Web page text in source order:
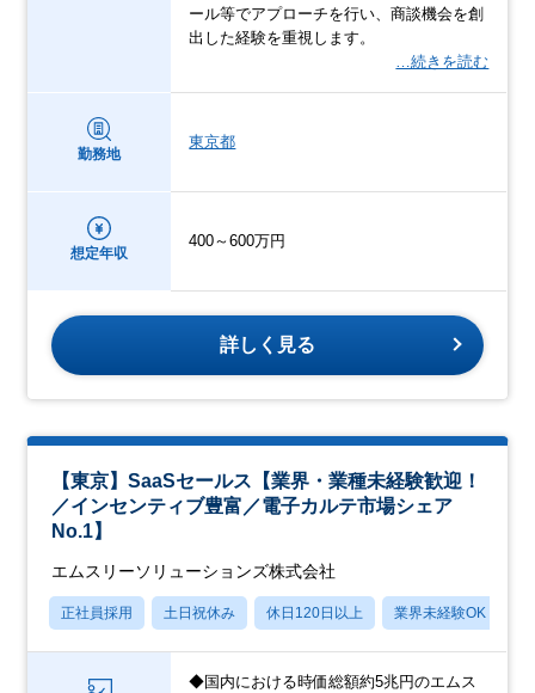
ール等でアプローチを行い、商談機会を創
出した経験を重視します。
…続きを読む
勤務地
東京都
想定年収
400～600万円
詳しく見る
【東京】SaaSセールス【業界・業種未経験歓迎！
／インセンティブ豊富／電子カルテ市場シェア
No.1】
エムスリーソリューションズ株式会社
正社員採用 土日祝休み 休日120日以上 業界未経験OK
◆国内における時価総額約5兆円のエムス